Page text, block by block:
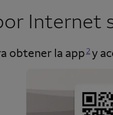
Internet
obtener la app 2y